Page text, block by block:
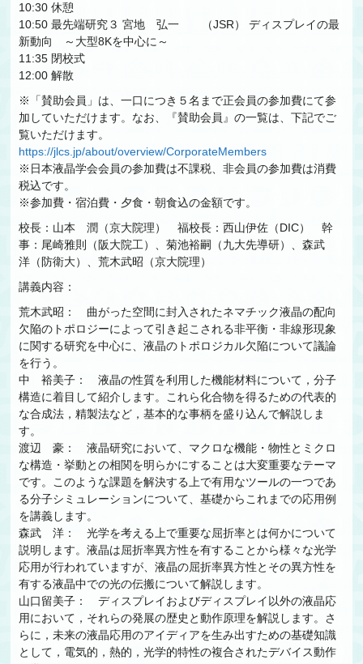
10:30 休憩
10:50 最先端研究３ 宮地 弘一 （JSR） ディスプレイの最
新動向 ～大型8Kを中心に～
11:35 閉校式
12:00 解散
※「賛助会員」は、一口につき５名まで正会員の参加費にて参
加していただけます。なお、『賛助会員』の一覧は、下記でご
覧いただけます。
https://jlcs.jp/about/overview/CorporateMembers
※日本液晶学会会員の参加費は不課税、非会員の参加費は消費
税込です。
※参加費・宿泊費・夕食・朝食込の金額です。
校長：山本 潤（京大院理） 福校長：西山伊佐（DIC） 幹
事：尾崎雅則（阪大院工）、菊池裕嗣（九大先導研）、森武
洋（防衛大）、荒木武昭（京大院理）
講義内容：
荒木武昭： 曲がった空間に封入されたネマチック液晶の配向
欠陥のトポロジーによって引き起こされる非平衡・非線形現象
に関する研究を中心に、液晶のトポロジカル欠陥について議論
を行う。
中 裕美子： 液晶の性質を利用した機能材料について，分子
構造に着目して紹介します。これら化合物を得るための代表的
な合成法，精製法など，基本的な事柄を盛り込んで解説しま
す。
渡辺 豪： 液晶研究において、マクロな機能・物性とミクロ
な構造・挙動との相関を明らかにすることは大変重要なテーマ
です。このような課題を解決する上で有用なツールの一つであ
る分子シミュレーションについて、基礎からこれまでの応用例
を講義します。
森武 洋： 光学を考える上で重要な屈折率とは何かについて
説明します。液晶は屈折率異方性を有することから様々な光学
応用が行われていますが、液晶の屈折率異方性とその異方性を
有する液晶中での光の伝搬について解説します。
山口留美子： ディスプレイおよびディスプレイ以外の液晶応
用において，それらの発展の歴史と動作原理を解説します。さ
らに，未来の液晶応用のアイディアを生み出すための基礎知識
として，電気的，熱的，光学的特性の複合されたデバイス動作